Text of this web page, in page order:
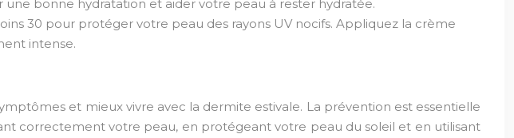
bonne hydratation et aider votre peau à rester hydratée.
30 pour protéger votre peau des rayons UV nocifs. Appliquez la crème
intense.
et mieux vivre avec la dermite estivale. La prévention est essentielle
correctement votre peau, en protégeant votre peau du soleil et en utilisant